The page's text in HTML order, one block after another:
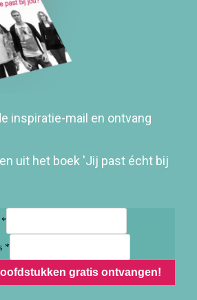
inspiratie-mail en ontvang
uit het boek 'Jij past écht bij
*
*
gratis ontvangen!